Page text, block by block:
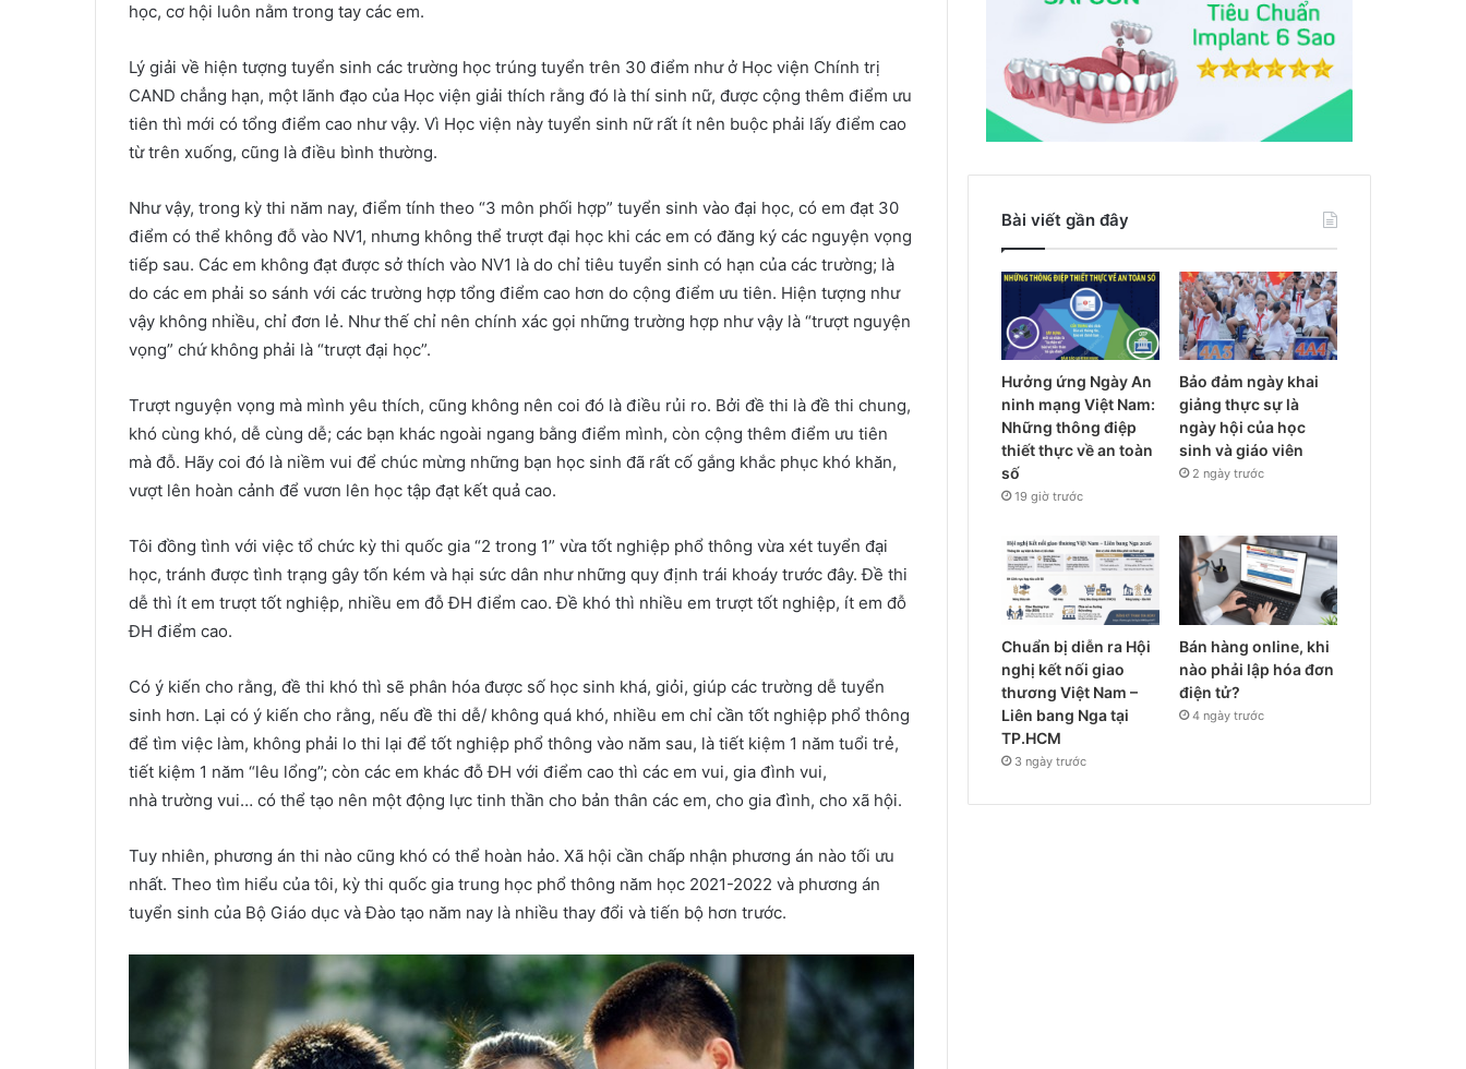
học, cơ hội luôn nằm trong tay các em.
Lý giải về hiện tượng tuyển sinh các trường học trúng tuyển trên 30 điểm như ở Học viện Chính trị
CAND chẳng hạn, một lãnh đạo của Học viện giải thích rằng đó là thí sinh nữ, được cộng thêm điểm ưu
tiên thì mới có tổng điểm cao như vậy. Vì Học viện này tuyển sinh nữ rất ít nên buộc phải lấy điểm cao
từ trên xuống, cũng là điều bình thường.
Như vậy, trong kỳ thi năm nay, điểm tính theo “3 môn phối hợp” tuyển sinh vào đại học, có em đạt 30
điểm có thể không đỗ vào NV1, nhưng không thể trượt đại học khi các em có đăng ký các nguyện vọng
tiếp sau. Các em không đạt được sở thích vào NV1 là do chỉ tiêu tuyển sinh có hạn của các trường; là
do các em phải so sánh với các trường hợp tổng điểm cao hơn do cộng điểm ưu tiên. Hiện tượng như
vậy không nhiều, chỉ đơn lẻ. Như thế chỉ nên chính xác gọi những trường hợp như vậy là “trượt nguyện
vọng” chứ không phải là “trượt đại học”.
Trượt nguyện vọng mà mình yêu thích, cũng không nên coi đó là điều rủi ro. Bởi đề thi là đề thi chung,
khó cùng khó, dễ cùng dễ; các bạn khác ngoài ngang bằng điểm mình, còn cộng thêm điểm ưu tiên
mà đỗ. Hãy coi đó là niềm vui để chúc mừng những bạn học sinh đã rất cố gắng khắc phục khó khăn,
vượt lên hoàn cảnh để vươn lên học tập đạt kết quả cao.
Tôi đồng tình với việc tổ chức kỳ thi quốc gia “2 trong 1” vừa tốt nghiệp phổ thông vừa xét tuyển đại
học, tránh được tình trạng gây tốn kém và hại sức dân như những quy định trái khoáy trước đây. Đề thi
dễ thì ít em trượt tốt nghiệp, nhiều em đỗ ĐH điểm cao. Đề khó thì nhiều em trượt tốt nghiệp, ít em đỗ
ĐH điểm cao.
Có ý kiến cho rằng, đề thi khó thì sẽ phân hóa được số học sinh khá, giỏi, giúp các trường dễ tuyển
sinh hơn. Lại có ý kiến cho rằng, nếu đề thi dễ/ không quá khó, nhiều em chỉ cần tốt nghiệp phổ thông
để tìm việc làm, không phải lo thi lại để tốt nghiệp phổ thông vào năm sau, là tiết kiệm 1 năm tuổi trẻ,
tiết kiệm 1 năm “lêu lổng”; còn các em khác đỗ ĐH với điểm cao thì các em vui, gia đình vui,
nhà trường vui… có thể tạo nên một động lực tinh thần cho bản thân các em, cho gia đình, cho xã hội.
Tuy nhiên, phương án thi nào cũng khó có thể hoàn hảo. Xã hội cần chấp nhận phương án nào tối ưu
nhất. Theo tìm hiểu của tôi, kỳ thi quốc gia trung học phổ thông năm học 2021-2022 và phương án
tuyển sinh của Bộ Giáo dục và Đào tạo năm nay là nhiều thay đổi và tiến bộ hơn trước.
Bài viết gần đây
Hưởng ứng Ngày An
ninh mạng Việt Nam:
Những thông điệp
thiết thực về an toàn
số
19 giờ trước
Bảo đảm ngày khai
giảng thực sự là
ngày hội của học
sinh và giáo viên
2 ngày trước
Chuẩn bị diễn ra Hội
nghị kết nối giao
thương Việt Nam –
Liên bang Nga tại
TP.HCM
3 ngày trước
Bán hàng online, khi
nào phải lập hóa đơn
điện tử?
4 ngày trước